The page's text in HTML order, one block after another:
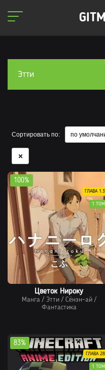
Сортировать по: по
Цветок Нироку
Манга/ Этти/ Сёнэн-ай/
Фантастика
100%
ГЛАВА 1.3
1 ТОМ
83%
ГЛАВА 28
1 ТОМ
Этти